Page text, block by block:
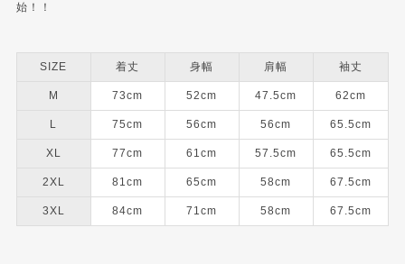
始！！
SIZE 着丈 身幅 肩幅 袖丈
M 73cm 52cm 47.5cm 62cm
L 75cm 56cm 56cm 65.5cm
XL 77cm 61cm 57.5cm 65.5cm
2XL 81cm 65cm 58cm 67.5cm
3XL 84cm 71cm 58cm 67.5cm